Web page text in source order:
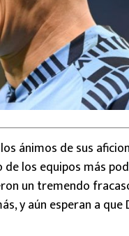
ánimos de sus
los equipos más
un tremendo
y aún esperan a que